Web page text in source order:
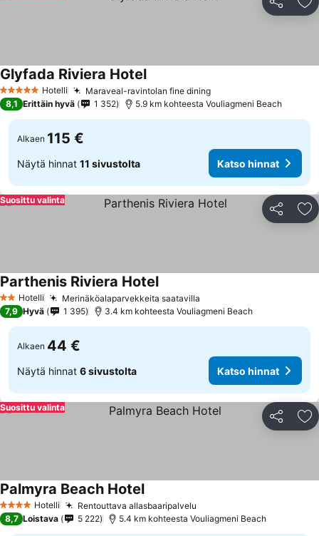
Jaa
5 Tähtiluokitus
Hotelli Maraveal-ravintolan fine dining
Glyfada Riviera Hotel
8,1 Erittäin hyvä 1 352 5.9 km kohteesta Vouliagmeni Beach
Alkaen 115 €
Näytä hinnat 11 sivustolta Katso hinnat
Jaa
Suosittu valinta
2 Tähtiluokitus
Hotelli Merinäköalaparvekkeita saatavilla
Parthenis Riviera Hotel
7,9 Hyvä 1 395 3.4 km kohteesta Vouliagmeni Beach
Alkaen 44 €
Näytä hinnat 6 sivustolta Katso hinnat
Jaa
Suosittu valinta
4 Tähtiluokitus
Hotelli Rentouttava allasbaaripalvelu
Palmyra Beach Hotel
8,7 Loistava 5 222 5.4 km kohteesta Vouliagmeni Beach